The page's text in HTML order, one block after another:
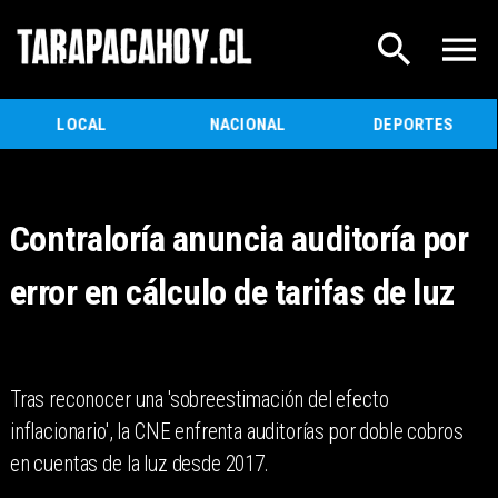
LOCAL NACIONAL DEPORTES
Contraloría anuncia auditoría por
error en cálculo de tarifas de luz
Tras reconocer una 'sobreestimación del efecto
inflacionario', la CNE enfrenta auditorías por doble cobros
en cuentas de la luz desde 2017.